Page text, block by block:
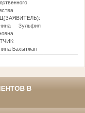
Зульфия
Бахытжан
В